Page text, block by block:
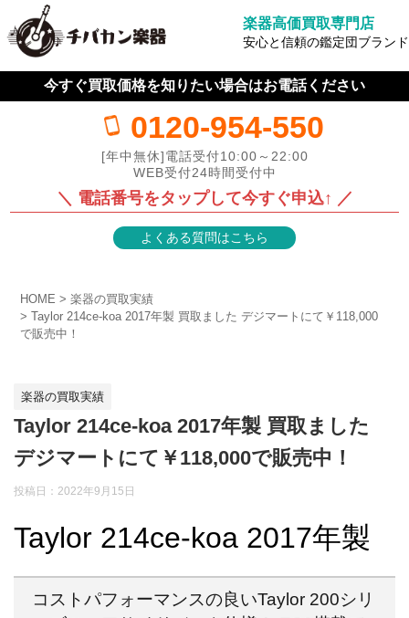
楽器高価買取専門店
安心と信頼の鑑定団ブランド
今すぐ買取価格を知りたい場合はお電話ください
0120-954-550
[年中無休]電話受付10:00～22:00
WEB受付24時間受付中
＼ 電話番号をタップして今すぐ申込↑ ／
よくある質問はこちら
HOME
楽器の買取実績
Taylor 214ce-koa 2017年製 買取ました デジマートにて￥118,000
で販売中！
楽器の買取実績
Taylor 214ce-koa 2017年製 買取ました
デジマートにて￥118,000で販売中！
投稿日：2022年9月15日
Taylor 214ce-koa 2017年製
コストパフォーマンスの良いTaylor 200シリ